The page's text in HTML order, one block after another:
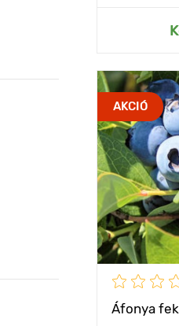
AKCIÓ
Áfonya
Jellemzők
Kifejlett kori
magasság
Ültetési
Fényigény
Terméshozam
A termés
Fagyállóság